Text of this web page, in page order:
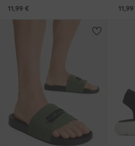
11,99 €
11,99